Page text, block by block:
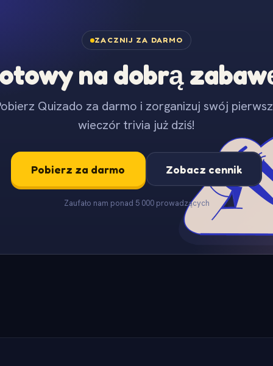
ZACZNIJ ZA DARMO
na dobrą
Quizado za darmo i zorganizuj swój
wieczór trivia już dziś!
Pobierz za darmo Zobacz cennik
Zaufało nam ponad 5 000 prowadzących